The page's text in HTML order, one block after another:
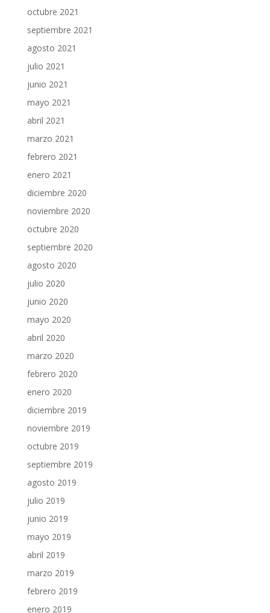
octubre 2021
septiembre 2021
agosto 2021
julio 2021
junio 2021
mayo 2021
abril 2021
marzo 2021
febrero 2021
enero 2021
diciembre 2020
noviembre 2020
octubre 2020
septiembre 2020
agosto 2020
julio 2020
junio 2020
mayo 2020
abril 2020
marzo 2020
febrero 2020
enero 2020
diciembre 2019
noviembre 2019
octubre 2019
septiembre 2019
agosto 2019
julio 2019
junio 2019
mayo 2019
abril 2019
marzo 2019
febrero 2019
enero 2019